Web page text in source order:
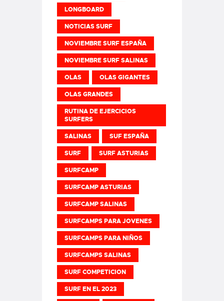
LONGBOARD
NOTICIAS SURF
NOVIEMBRE SURF ESPAÑA
NOVIEMBRE SURF SALINAS
OLAS OLAS GIGANTES
OLAS GRANDES
RUTINA DE EJERCICIOS
SURFERS
SALINAS SUF ESPAÑA
SURF SURF ASTURIAS
SURFCAMP
SURFCAMP ASTURIAS
SURFCAMP SALINAS
SURFCAMPS PARA JOVENES
SURFCAMPS PARA NIÑOS
SURFCAMPS SALINAS
SURF COMPETICION
SURF EN EL 2023